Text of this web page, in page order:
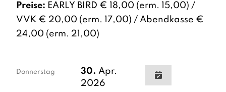
Preise: EARLY BIRD € 18,00 (erm. 15,00) /
VVK € 20,00 (erm. 17,00) / Abendkasse €
24,00 (erm. 21,00)
Donnerstag 30. Apr.
2026